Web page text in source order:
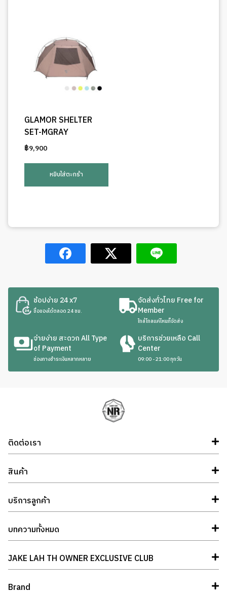
GLAMOR SHELTER
SET-MGRAY
฿9,900
หยิบใส่ตะกร้า
ช้อปง่าย 24 x7
ซื้อของได้ตลอด 24 ชม.
จัดส่งทั่วไทย Free for
Member
ใกล้ไกลแค่ไหนก็จัดส่ง
จ่ายง่าย สะดวก All Type
of Payment
ช่องทางชำระเงินหลากหลาย
บริการช่วยเหลือ Call
Center
09:00 - 21:00 ทุกวัน
ติดต่อเรา
สินค้า
บริการลูกค้า
บทความทั้งหมด
JAKE LAH TH OWNER EXCLUSIVE CLUB
Brand